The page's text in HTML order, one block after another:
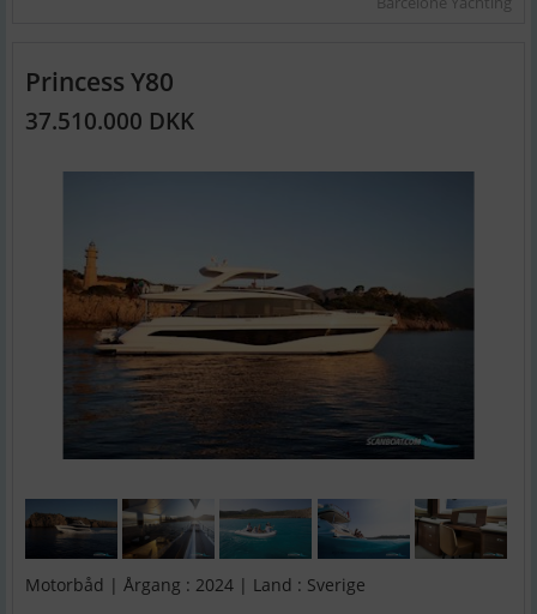
Princess Y80
37.510.000 DKK
Motorbåd | Årgang : 2024 | Land : Sverige